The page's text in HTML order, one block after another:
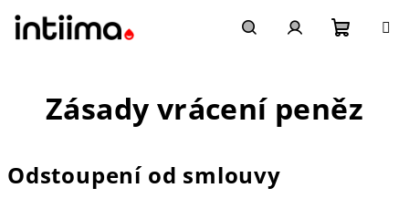
obsah
košík
Zásady vrácení peněz
Odstoupení od smlouvy